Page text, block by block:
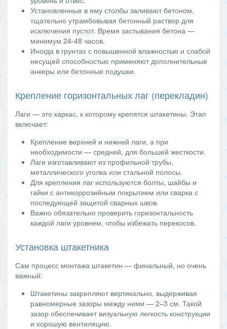
Установленные в яму столбы заливают бетоном,
тщательно утрамбовывая бетонный раствор для
исключения пустот. Время застывания бетона —
минимум 24-48 часов.
Иногда в грунтах с повышенной влажностью и слабой
несущей способностью применяют дополнительные
анкеры или бетонные подушки.
Крепление горизонтальных лаг (перекладин)
Лаги — это каркас, к которому крепятся штакетины. Этап
включает:
Крепление верхней и нижней лаги, а при
необходимости — средней, для большей жесткости.
Лаги изготавливают из профильной трубы,
металлического уголка или стальной полосы.
Для крепления лаг используются болты, шайбы и
гайки с антикоррозийным покрытием или сварка с
последующей защитой сварных швов.
Важно обязательно проверить горизонтальность
каждой лаги уровнем, чтобы избежать перекосов.
Установка штакетника
Сам процесс монтажа штакетин — финальный, но очень
важный:
Штакетины закрепляют вертикально, выдерживая
равномерные зазоры между ними — 2–3 см. Такой
зазор обеспечивает визуальную легкость конструкции
и хорошую вентиляцию.